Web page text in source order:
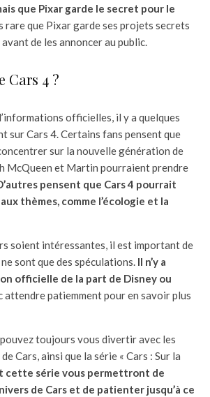
que Pixar garde le secret pour le
rare que Pixar garde ses projets secrets
de les annoncer au public.
Cars 4 ?
officielles, il y a quelques
sur Cars 4. Certains fans pensent que
sur la nouvelle génération de
McQueen et Martin pourraient prendre
pensent que Cars 4 pourrait
thèmes, comme l’écologie et la
soient intéressantes, il est important de
sont que des spéculations. Il n’y a
officielle de la part de Disney ou
attendre patiemment pour en savoir plus
toujours vous divertir avec les
Cars, ainsi que la série « Cars : Sur la
cette série vous permettront de
de Cars et de patienter jusqu’à ce